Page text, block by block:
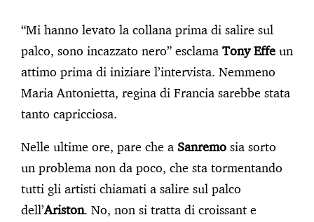
“Mi hanno levato la collana prima di salire sul
palco, sono incazzato nero” esclama Tony Effe un
attimo prima di iniziare l’intervista. Nemmeno
Maria Antonietta, regina di Francia sarebbe stata
tanto capricciosa.
Nelle ultime ore, pare che a Sanremo sia sorto
un problema non da poco, che sta tormentando
tutti gli artisti chiamati a salire sul palco
dell’Ariston. No, non si tratta di croissant e